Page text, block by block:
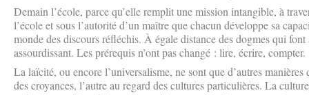
Demain l’école, parce qu’elle remplit une mission intangible, à
l’école et sous l’autorité d’un maître que chacun développe sa
monde des discours réfléchis. À égale distance des dogmes qui
assourdissant. Les prérequis n’ont pas changé : lire, écrire, compter.
La laïcité, ou encore l’universalisme, ne sont que d’autres
des croyances, l’autre au regard des cultures particulières. La